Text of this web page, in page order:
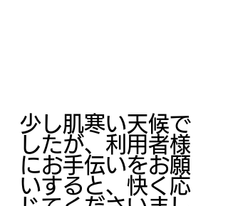
少し肌寒い天候で
したが、利用者様
にお手伝いをお願
いすると、快く応